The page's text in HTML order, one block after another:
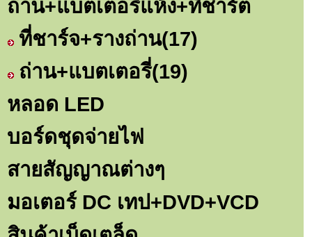
ถ่าน+แบตเตอรี่แห้ง+ที่ชาร์ต
ที่ชาร์จ+รางถ่าน(17)
ถ่าน+แบตเตอรี่(19)
หลอด LED
บอร์ดชุดจ่ายไฟ
สายสัญญาณต่างๆ
มอเตอร์ DC เทป+DVD+VCD